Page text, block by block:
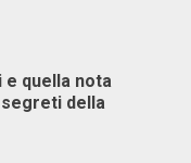
e quella nota
della